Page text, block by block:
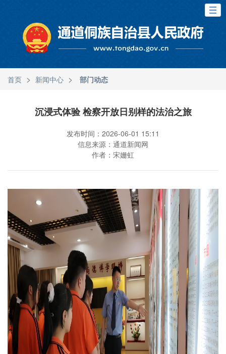
首页 > 新闻中心 > 部门动态
沉浸式体验 检察开放日别样的法治之旅
发布时间：2026-06-01 15:11
信息来源：通道新闻网
作者：宋姗虹